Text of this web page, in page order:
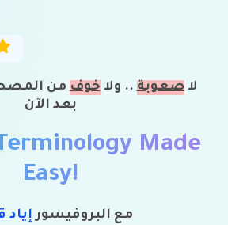
!لاصعوبة.. ولاخوفمن
بعد الآن
Made
Easy!
مع البروفيسور إياد